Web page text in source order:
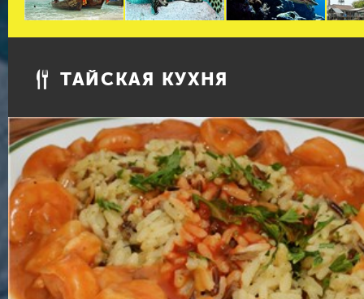
ТАЙСКАЯ КУХНЯ